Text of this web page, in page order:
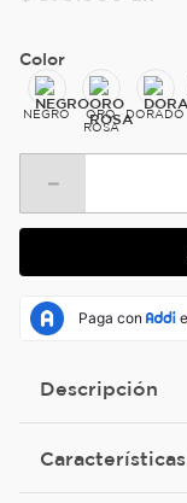
Color
NEGRO
ORO
ROSA
DORADO
－
Descripción
Características